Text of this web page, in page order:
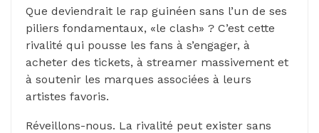
Que deviendrait le rap guinéen sans l’un de ses
piliers fondamentaux, «le clash» ? C’est cette
rivalité qui pousse les fans à s’engager, à
acheter des tickets, à streamer massivement et
à soutenir les marques associées à leurs
artistes favoris.
Réveillons-nous. La rivalité peut exister sans